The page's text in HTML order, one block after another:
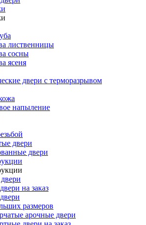
лиственницы
сосны
ясеня
двери с терморазрывом
напыление
двери
двери
на заказ
размеров
арочные двери